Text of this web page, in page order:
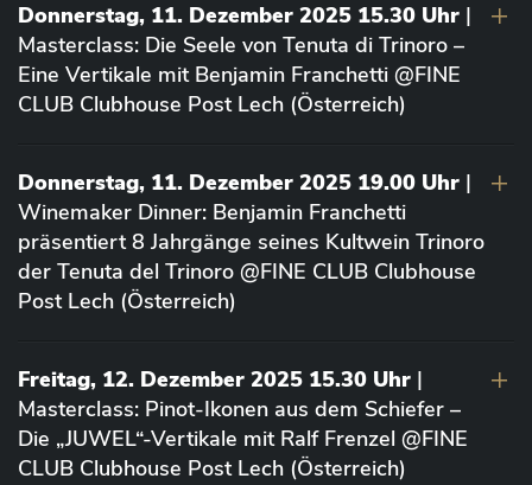
Donnerstag, 11. Dezember 2025 15.30 Uhr |
Masterclass: Die Seele von Tenuta di Trinoro –
Eine Vertikale mit Benjamin Franchetti @FINE
CLUB Clubhouse Post Lech (Österreich)
Donnerstag, 11. Dezember 2025 19.00 Uhr |
Winemaker Dinner: Benjamin Franchetti
präsentiert 8 Jahrgänge seines Kultwein Trinoro
der Tenuta del Trinoro @FINE CLUB Clubhouse
Post Lech (Österreich)
Freitag, 12. Dezember 2025 15.30 Uhr |
Masterclass: Pinot-Ikonen aus dem Schiefer –
Die „JUWEL“-Vertikale mit Ralf Frenzel @FINE
CLUB Clubhouse Post Lech (Österreich)